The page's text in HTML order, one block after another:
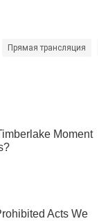
Прямая трансляция